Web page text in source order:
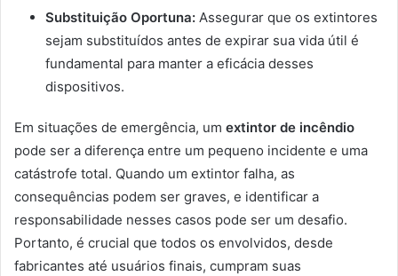
Substituição Oportuna: Assegurar que os extintores
sejam substituídos antes de expirar sua vida útil é
fundamental para manter a eficácia desses
dispositivos.
Em situações de emergência, um extintor de incêndio
pode ser a diferença entre um pequeno incidente e uma
catástrofe total. Quando um extintor falha, as
consequências podem ser graves, e identificar a
responsabilidade nesses casos pode ser um desafio.
Portanto, é crucial que todos os envolvidos, desde
fabricantes até usuários finais, cumpram suas